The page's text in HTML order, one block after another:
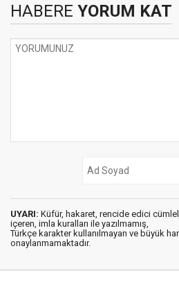
HABERE YORUM KAT
UYARI: Küfür, hakaret, rencide edici
içeren, imla kuralları ile yazılmamış,
Türkçe karakter kullanılmayan ve büyük
onaylanmamaktadır.